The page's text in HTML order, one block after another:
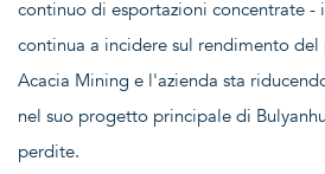
continuo di esportazioni concentrate
continua a incidere sul rendimento
Acacia Mining e l'azienda sta
nel suo progetto principale di
perdite.